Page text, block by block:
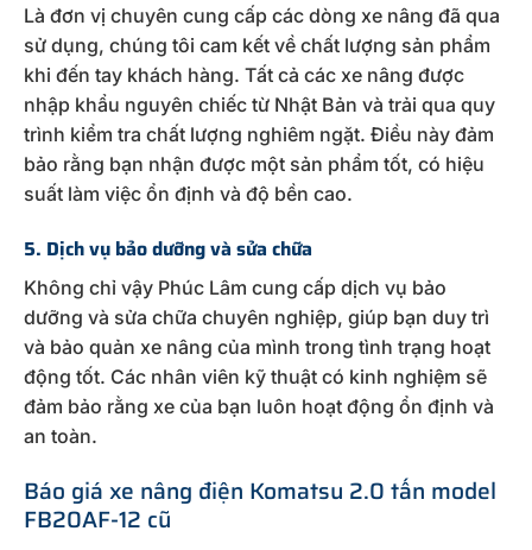
Là đơn vị chuyên cung cấp các dòng xe nâng đã qua
sử dụng, chúng tôi cam kết về chất lượng sản phẩm
khi đến tay khách hàng. Tất cả các xe nâng được
nhập khẩu nguyên chiếc từ Nhật Bản và trải qua quy
trình kiểm tra chất lượng nghiêm ngặt. Điều này đảm
bảo rằng bạn nhận được một sản phẩm tốt, có hiệu
suất làm việc ổn định và độ bền cao.
5. Dịch vụ bảo dưỡng và sửa chữa
Không chỉ vậy Phúc Lâm cung cấp dịch vụ bảo
dưỡng và sửa chữa chuyên nghiệp, giúp bạn duy trì
và bảo quản xe nâng của mình trong tình trạng hoạt
động tốt. Các nhân viên kỹ thuật có kinh nghiệm sẽ
đảm bảo rằng xe của bạn luôn hoạt động ổn định và
an toàn.
Báo giá xe nâng điện Komatsu 2.0 tấn model
FB20AF-12 cũ